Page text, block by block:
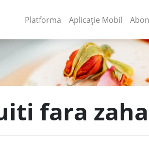
Platforma (current)
Aplicație Mobil
fara